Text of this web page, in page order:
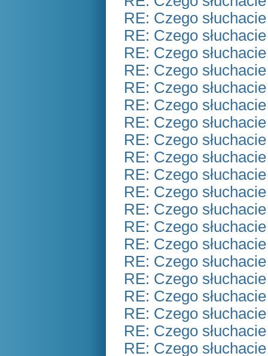
RE: Czego
RE: Czego
RE: Czego
RE: Czego
RE: Czego
RE: Czego
RE: Czego
RE: Czego
RE: Czego
RE: Czego
RE: Czego
RE: Czego
RE: Czego
RE: Czego
RE: Czego
RE: Czego
RE: Czego
RE: Czego
RE: Czego
RE: Czego